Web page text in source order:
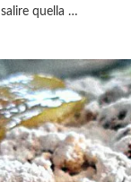
quella …